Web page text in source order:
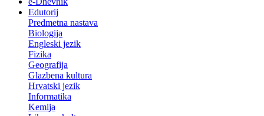
Edutorij
Predmetna nastava
Biologija
Engleski jezik
Fizika
Geografija
Glazbena kultura
Hrvatski jezik
Informatika
Kemija